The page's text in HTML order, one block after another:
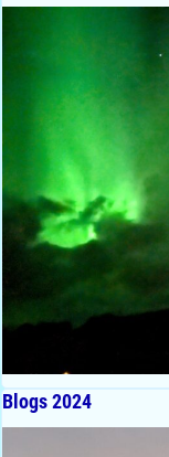
Blogs 2024